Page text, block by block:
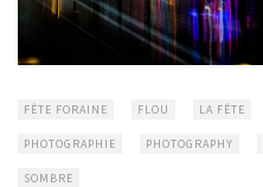
FÊTE FORAINE FLOU LA FÊTE
PHOTOGRAPHIE PHOTOGRAPHY
SOMBRE